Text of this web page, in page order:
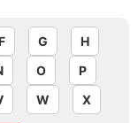
G
H
O
P
W X